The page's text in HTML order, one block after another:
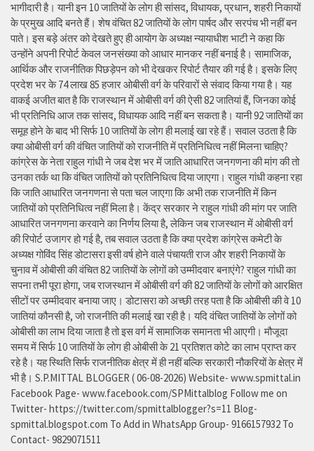
भागीदारी है। यानी इन 10 जातियों के लोग ही सांसद, विधायक, प्रधान, शहरी निकायों
के प्रमुख आदि बनते हैं। शेष वंचित 82 जातियों के लोग पार्षद और सरपंच भी नहीं बन
पाते। इस बड़े अंतर को देखते हुए ही आयोग के अध्यक्ष न्यायाधीश भाटी ने कहा कि
उन्होंने अपनी रिपोर्ट केवल जनसंख्या को आधार मानकर नहीं बनाई है। सामाजिक,
आर्थिक और राजनीतिक पिछड़ेपन को भी देखकर रिपोर्ट तैयार की गई है। इसके लिए
प्रदेश भर के 74 लाख 85 हजार ओबीसी वर्ग के परिवारों से संवाद किया गया है। यह
वाकई अजीत बात है कि राजस्थान में ओबीसी वर्ग की ऐसी 82 जातियां हैं, जिनका कोई
भी प्रतिनिधि आज तक सांसद, विधायक आदि नहीं बन सकता है। यानी 92 जातियों का
समूह होने के बाद भी सिर्फ 10 जातियों के लोग ही मलाई खा रहे हैं। सवाल उठता है कि
क्या ओबीसी वर्ग की वंचित जातियों को राजनीति में प्रतिनिधित्व नहीं मिलना चाहिए?
कांग्रेस के नेता राहुल गांधी ने जब देश भर में जाति आधारित जनगणना की मांग की तो
उनका तर्क था कि वंचित जातियों को प्रतिनिधित्व दिया जाएगा। राहुल गांधी कहना रहा
कि जाति आधारित जनगणना से पता चल जाएगा कि अभी तक राजनीति में किन
जातियों को प्रतिनिधित्व नहीं मिला है। केंद्र सरकार ने राहुल गांधी की मांग पर जाति
आधारित जनगणना करवाने का निर्णय लिया है, लेकिन जब राजस्थान में ओबीसी वर्ग
की रिपोर्ट उजागर हो गई है, तब सवाल उठता है कि क्या प्रदेश कांग्रेस कमेटी के
अध्यक्ष गोविंद सिंह डोटासरा इसी वर्ष होने वाले पंचायती राज और शहरी निकायों के
चुनाव में ओबीसी की वंचित 82 जातियों के लोगों को उम्मीदवार बनाएंगे? राहुल गांधी का
सपना तभी पूरा होगा, जब राजस्थान में ओबीसी वर्ग की 82 जातियों के लोगों को आरक्षित
सीटों पर उम्मीदवार बनाया जाए। डोटासरा को अच्छी तरह पता है कि ओबीसी की वे 10
जातियां कौनसी है, जो राजनीति की मलाई खा रही है। यदि वंचित जातियों के लोगों को
ओबीसी का लाभ दिया जाता है तो इस वर्ग में सामाजिक समानता भी आएगी। मौजूदा
समय में सिर्फ 10 जातियों के लोग ही ओबीसी के 21 प्रतिशत कोटे का लाभ प्राप्त कर
रहे है। यह स्थिति सिर्फ राजनीतिक क्षेत्र में ही नहीं बल्कि सरकारी नौकरियों के क्षेत्र में
भी है। S.P.MITTAL BLOGGER ( 06-08-2026) Website- www.spmittal.in
Facebook Page- www.facebook.com/SPMittalblog Follow me on
Twitter- https://twitter.com/spmittalblogger?s=11 Blog-
spmittal.blogspot.com To Add in WhatsApp Group- 9166157932 To
Contact- 9829071511